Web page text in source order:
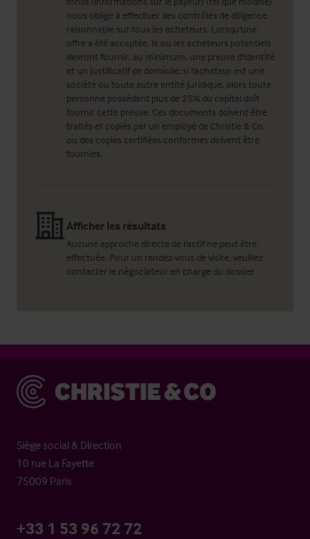
nous oblige à effectuer des contrôles de diligence
raisonnable sur tous les acheteurs. Lorsqu'une
offre a été acceptée, le ou les acheteurs potentiels
devront fournir, au minimum, une preuve d'identité
et un justificatif de domicile; si l'acheteur est une
société ou toute autre entité juridique, alors toute
personne possédant plus de 25% du capital doit
fournir cette preuve. Ces documents doivent être
traités et copiés par un employé de Christie & Co,
ou des copies certifiées conformes doivent être
fournies.
Afficher les résultats
Aucune approche directe de l'actif ne peut être
effectuée. Pour un rendez-vous de visite, veuillez
contacter le négociateur en charge du dossier
Christie & Co
Siège social & Direction
10 rue La Fayette
75009 Paris
+33 1 53 96 72 72